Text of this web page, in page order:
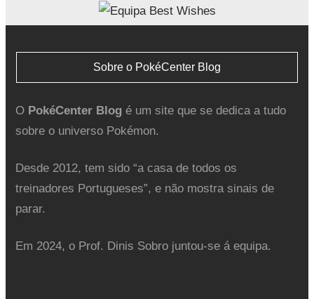
Sobre o PokéCenter Blog
O PokéCenter Blogé um site que se dedica a tudo
sobre o universo Pokémon.
Desde 2012, tem sido “a casa de todos os
treinadores Portugueses”, e não mostra sinais de
parar.
Em 2024, o Prof. Dinis Sobro juntou-se á equipa.